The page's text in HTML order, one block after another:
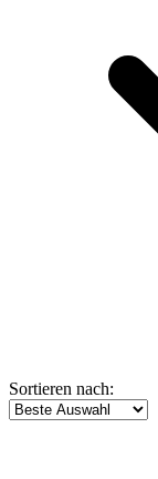
Sortieren nach: